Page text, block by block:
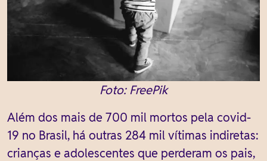
Foto: FreePik
Além dos mais de 700 mil mortos pela covid-
19 no Brasil, há outras 284 mil vítimas indiretas:
crianças e adolescentes que perderam os pais,